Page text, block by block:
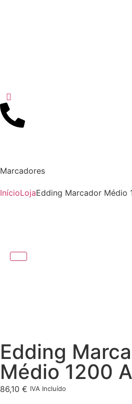
Marcadores
InícioLojaEdding Marcador Médio
Edding
Médio 1200
86,10 € IVA Incluído